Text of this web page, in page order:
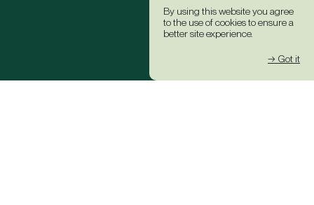
By using this website you agree
to the use of cookies to ensure a
better site experience.
→ Got it